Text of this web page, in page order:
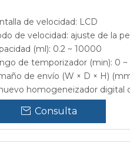
de velocidad: LCD
de velocidad: ajuste de la
(ml): 0.2 ~ 10000
de temporizador (min): 0 ~
de envío (W × D × H)
homogeneizador digital
Consulta